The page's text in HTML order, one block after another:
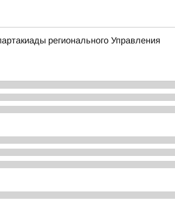
регионального Управления